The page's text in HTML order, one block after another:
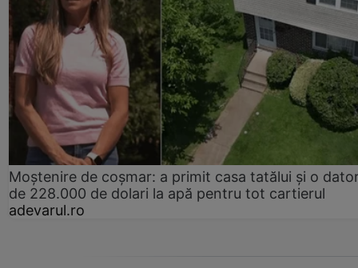
Moștenire de coșmar: a primit casa tatălui și o
de 228.000 de dolari la apă pentru tot cartierul
adevarul.ro